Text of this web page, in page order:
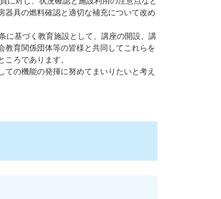
器具の燃料確認と適切な補充について改め
基づく教育施設として、講座の開設、講
教育関係団体等の皆様と共同してこれらを
ろであります。
の機能の発揮に努めてまいりたいと考え